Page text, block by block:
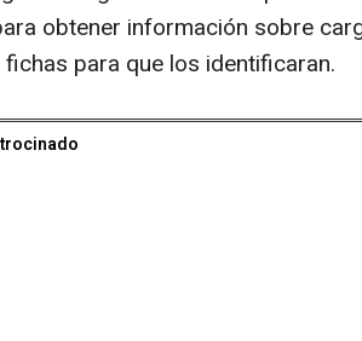
obtener información sobre
para que los identificaran.